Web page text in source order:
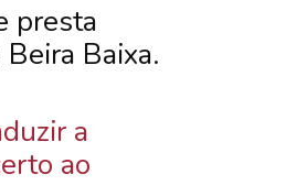
presta
Baixa.
a
ao